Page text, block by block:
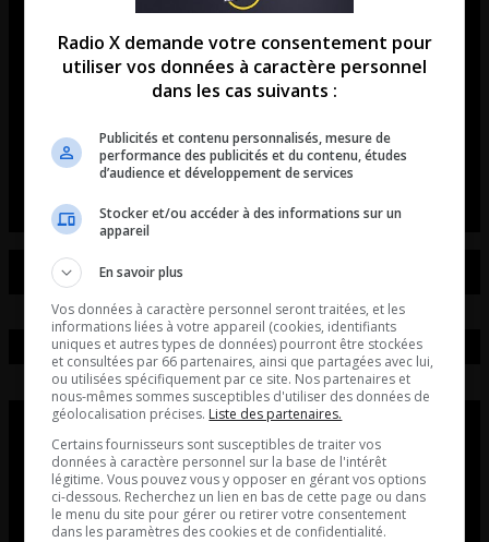
Marie-Michèle Limoges: Un
Canadien retourne sur la Station
Entrevue avec Marie-Michèle Limoges du
Cosmodome de Laval.
Radio X demande votre consentement pour
utiliser vos données à caractère personnel
dans les cas suivants :
Publicités et contenu personnalisés, mesure de
performance des publicités et du contenu, études
d’audience et développement de services
Stocker et/ou accéder à des informations sur un
appareil
En savoir plus
Vos données à caractère personnel seront traitées, et les
informations liées à votre appareil (cookies, identifiants
uniques et autres types de données) pourront être stockées
et consultées par 66 partenaires, ainsi que partagées avec lui,
ou utilisées spécifiquement par ce site. Nos partenaires et
nous-mêmes sommes susceptibles d'utiliser des données de
géolocalisation précises. Liste des partenaires.
Certains fournisseurs sont susceptibles de traiter vos
données à caractère personnel sur la base de l'intérêt
légitime. Vous pouvez vous y opposer en gérant vos options
ci-dessous. Recherchez un lien en bas de cette page ou dans
le menu du site pour gérer ou retirer votre consentement
dans les paramètres des cookies et de confidentialité.